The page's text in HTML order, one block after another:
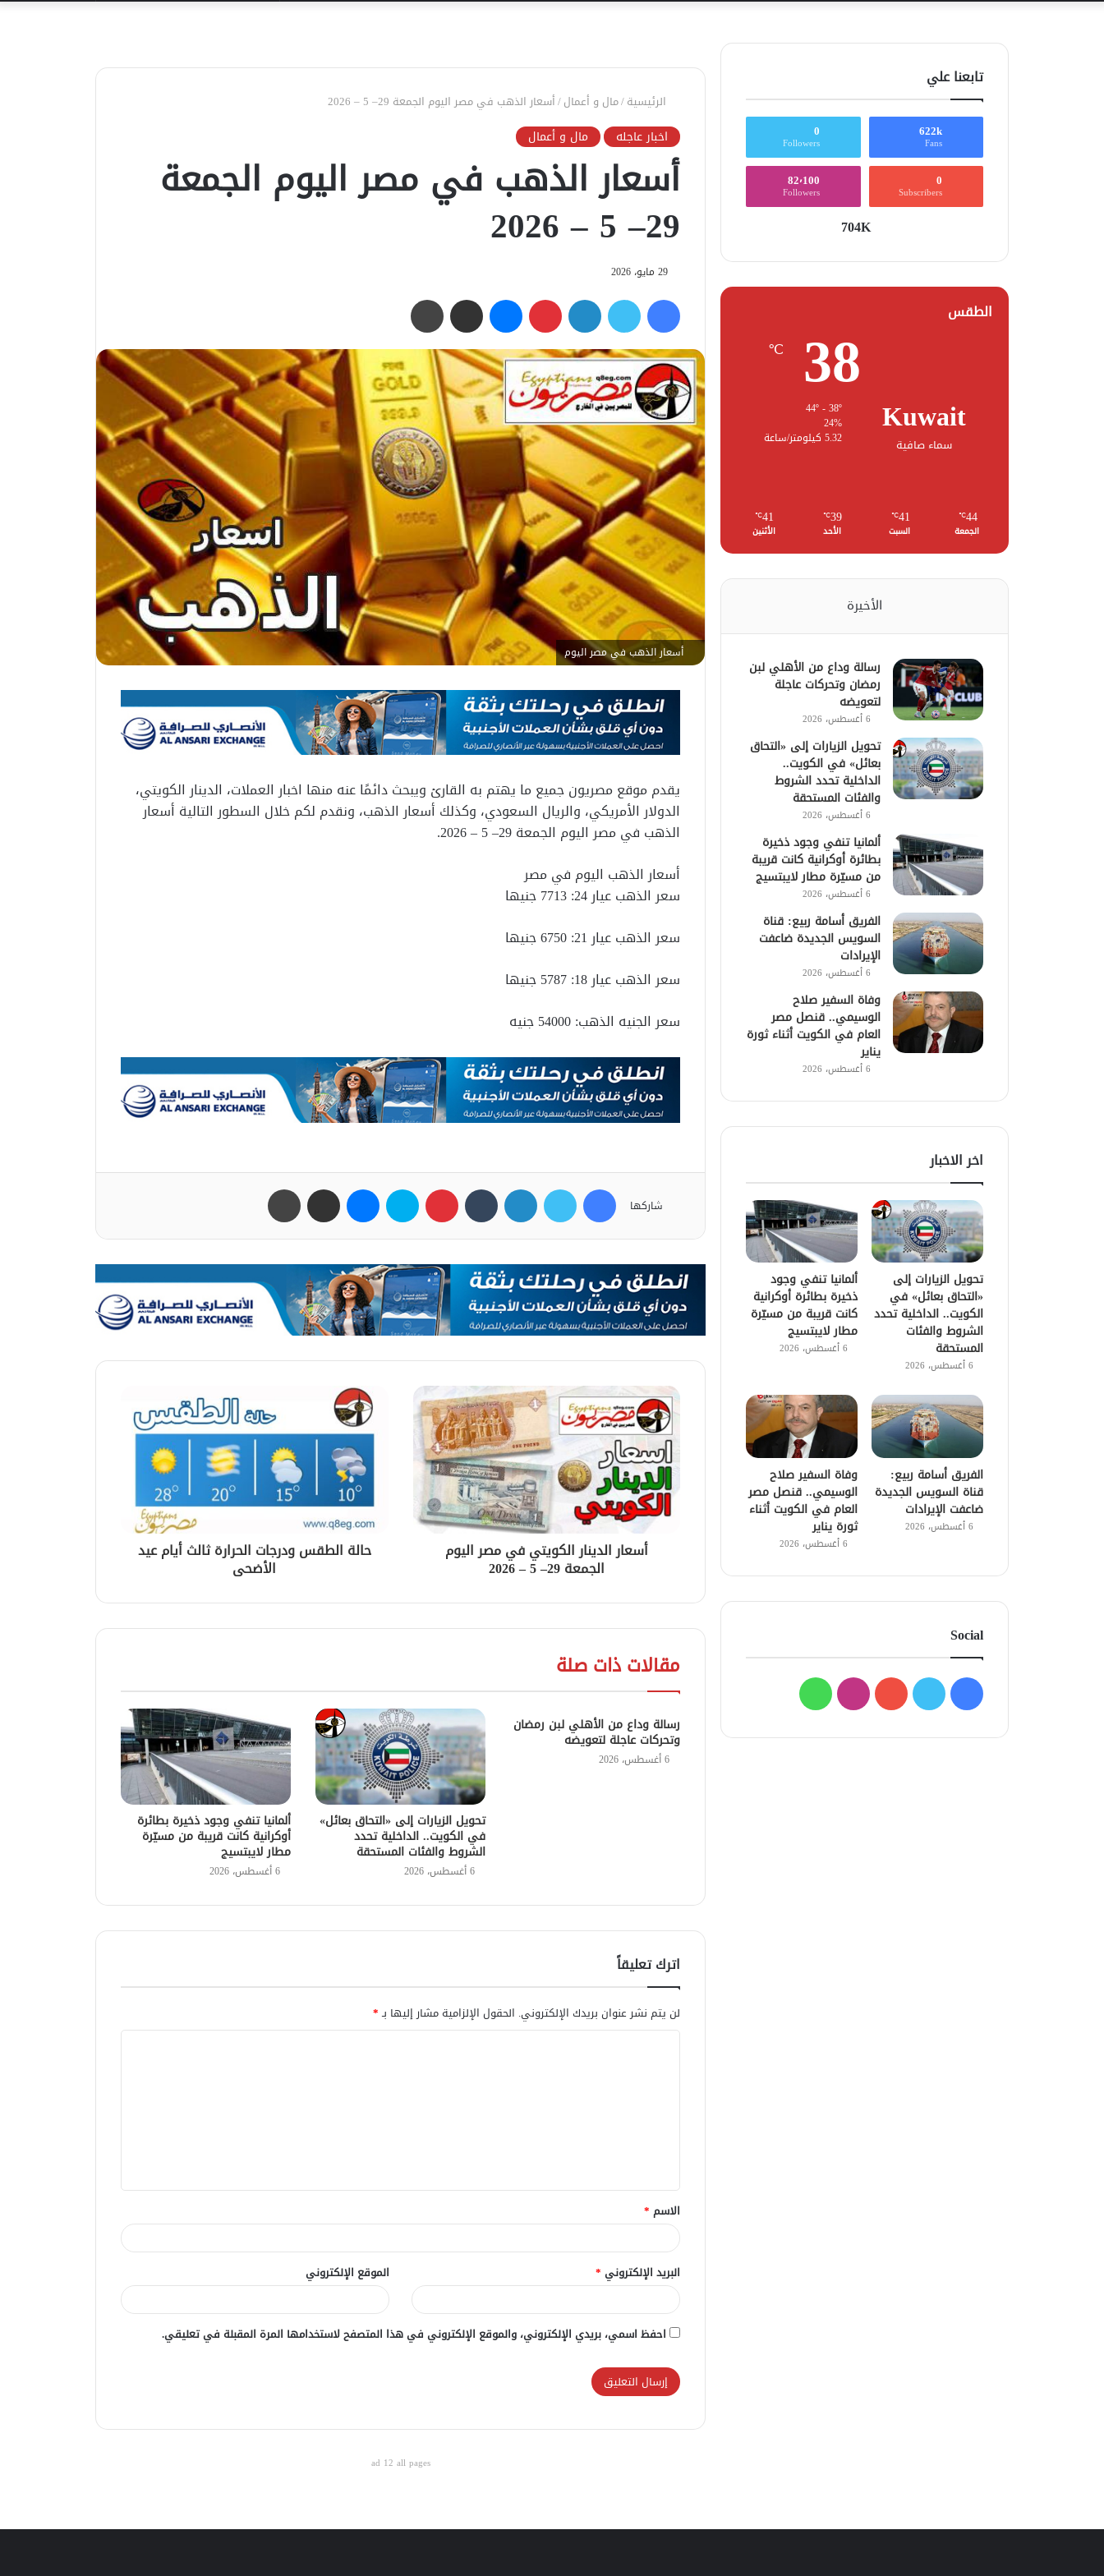
الرئيسية/مال و أعمال/أسعار الذهب في مصر اليوم الجمعة 29– 5 – 2026
اخبار عاجله مال و أعمال
أسعار الذهب في مصر اليوم الجمعة
29– 5 – 2026
29 مايو، 2026
فيسبوك تويتر لينكدإن بينتيريست ماسنجر مشاركة عبر البريد
أسعار الذهب في مصر اليوم
يقدم موقع مصريون جميع ما يهتم به القارئ ويبحث دائمًا عنه منها اخبار العملات، الدينار الكويتي،
الدولار الأمريكي، والريال السعودي، وكذلك أسعار الذهب، ونقدم لكم خلال السطور التالية أسعار
الذهب في مصر اليوم الجمعة 29– 5 – 2026.
أسعار الذهب اليوم في مصر
سعر الذهب عيار 24: 7713 جنيها
سعر الذهب عيار 21: 6750 جنيها
سعر الذهب عيار 18: 5787 جنيها
سعر الجنيه الذهب: 54000 جنيه
شاركها
فيسبوك تويتر لينكدإن بينتيريست سكايب ماسنجر مشاركة عبر البريد
أسعار الدينار الكويتي في مصر اليوم
الجمعة 29– 5 – 2026
حالة الطقس ودرجات الحرارة ثالث أيام عيد
الأضحى
مقالات ذات صلة
رسالة وداع من الأهلي لبن رمضان
وتحركات عاجلة لتعويضه
6 أغسطس، 2026
تحويل الزيارات إلى «التحاق بعائل»
في الكويت.. الداخلية تحدد
الشروط والفئات المستحقة
6 أغسطس، 2026
ألمانيا تنفي وجود ذخيرة بطائرة
أوكرانية كانت قريبة من مسيّرة
مطار لايبتسيج
6 أغسطس، 2026
اترك تعليقاً
لن يتم نشر عنوان بريدك الإلكتروني. الحقول الإلزامية مشار إليها بـ*
ق
*
الاسم *
البريد الإلكتروني * الموقع الإلكتروني
احفظ اسمي، بريدي الإلكتروني، والموقع الإلكتروني في هذا المتصفح لاستخدامها المرة المقبلة في تعليقي.
ad 12 all pages
تابعنا علي
622k
Fans
0
Followers
0
Subscribers
82٬100
Followers
704K
الطقس
Kuwait
سماء صافية
38
℃
44º - 38º
24%
5.32 كيلومتر/ساعة
44
℃
الجمعة
41
℃
السبت
39
℃
الأحد
41
℃
الأثنين
الأخيرة
رسالة وداع من الأهلي لبن
رمضان وتحركات عاجلة
لتعويضه
6 أغسطس، 2026
تحويل الزيارات إلى «التحاق
بعائل» في الكويت..
الداخلية تحدد الشروط
والفئات المستحقة
6 أغسطس، 2026
ألمانيا تنفي وجود ذخيرة
بطائرة أوكرانية كانت قريبة
من مسيّرة مطار لايبتسيج
6 أغسطس، 2026
الفريق أسامة ربيع: قناة
السويس الجديدة ضاعفت
الإيرادات
6 أغسطس، 2026
وفاة السفير صلاح
الوسيمي.. قنصل مصر
العام في الكويت أثناء ثورة
يناير
6 أغسطس، 2026
اخر الاخبار
تحويل الزيارات إلى
«التحاق بعائل» في
الكويت.. الداخلية تحدد
الشروط والفئات
المستحقة
6 أغسطس، 2026
ألمانيا تنفي وجود
ذخيرة بطائرة أوكرانية
كانت قريبة من مسيّرة
مطار لايبتسيج
6 أغسطس، 2026
الفريق أسامة ربيع:
قناة السويس الجديدة
ضاعفت الإيرادات
6 أغسطس، 2026
وفاة السفير صلاح
الوسيمي.. قنصل مصر
العام في الكويت أثناء
ثورة يناير
6 أغسطس، 2026
Social
فيسبوك
تويتر يوتيوبانستقرامواتساب